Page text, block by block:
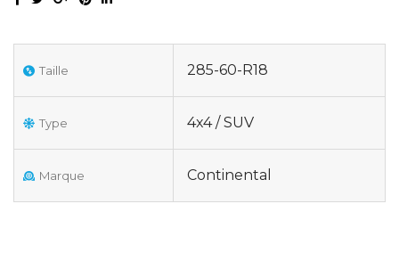
Taille 285-60-R18
Type 4x4 / SUV
Marque Continental